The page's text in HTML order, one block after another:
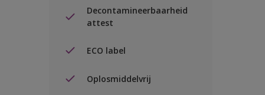
Decontamineerbaarheid
attest
ECO label
Oplosmiddelvrij